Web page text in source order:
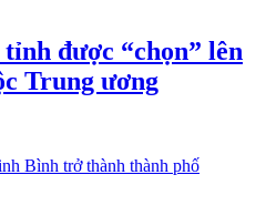
được “chọn” lên
Trung ương